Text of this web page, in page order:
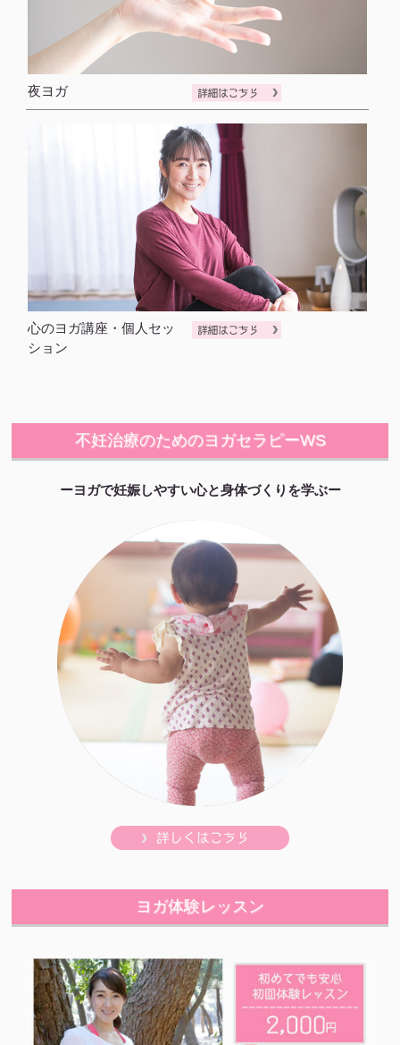
夜ヨガ
心のヨガ講座・個人セッ
ション
不妊治療のためのヨガセラピーWS
ーヨガで妊娠しやすい心と身体づくりを学ぶー
ヨガ体験レッスン